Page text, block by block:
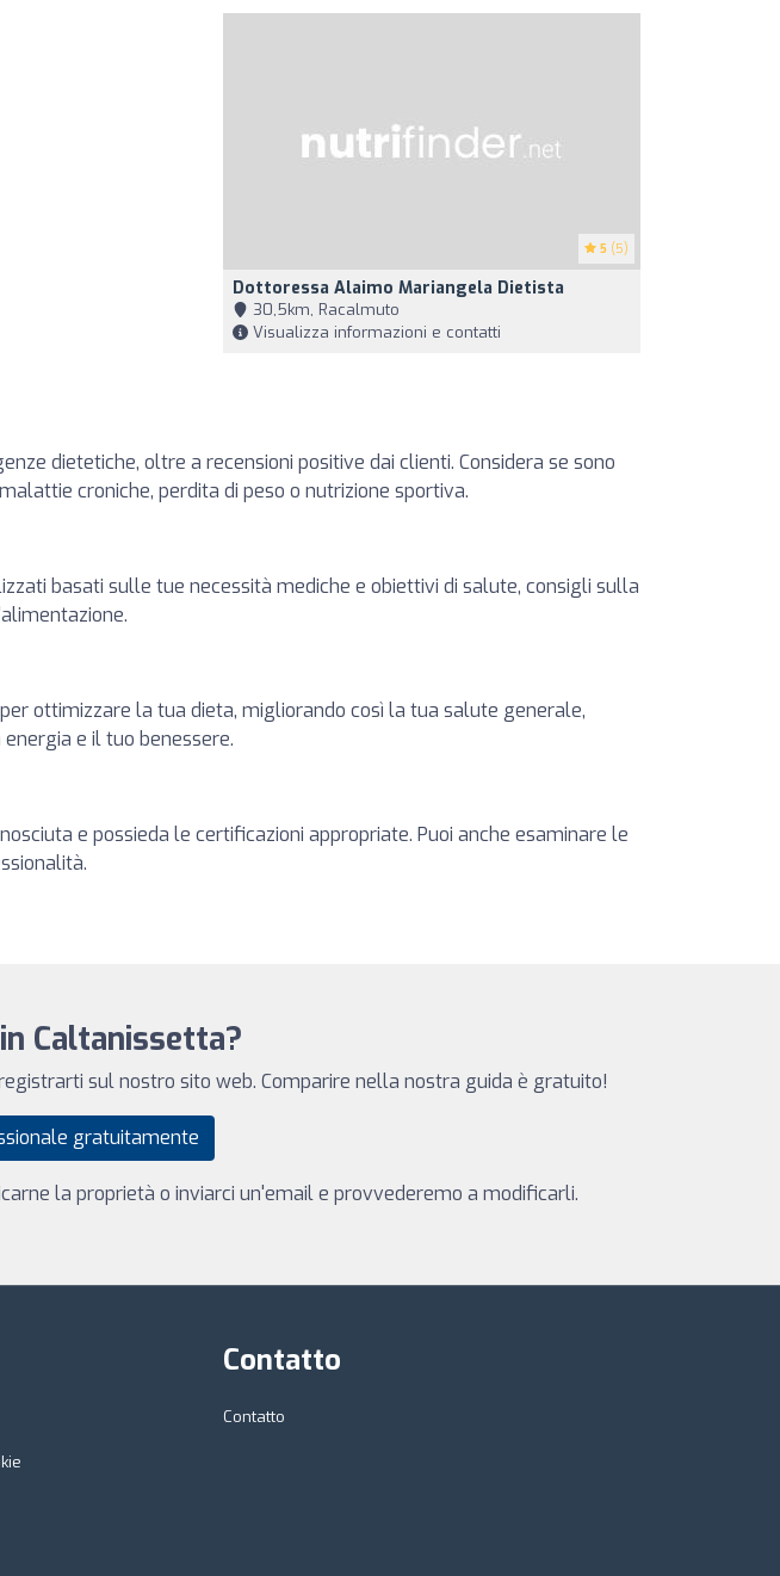
5 (5)
Dottoressa Alaimo Mariangela Dietista
30,5km, Racalmuto
Visualizza informazioni e contatti
dietetiche, oltre a recensioni positive dai clienti. Considera se sono
croniche, perdita di peso o nutrizione sportiva.
basati sulle tue necessità mediche e obiettivi di salute, consigli sulla
ottimizzare la tua dieta, migliorando così la tua salute generale,
e il tuo benessere.
e possieda le certificazioni appropriate. Puoi anche esaminare le
Caltanissetta?
sul nostro sito web. Comparire nella nostra guida è gratuito!
gratuitamente
la proprietà o inviarci un'email e provvederemo a modificarli.
Contatto
Contatto